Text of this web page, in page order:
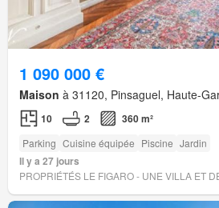
1 090 000 €
Maison à 31120, Pinsaguel, Haute-
10 2 360 m²
Parking Cuisine équipée Piscine Jardin
Il y a 27 jours